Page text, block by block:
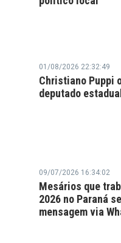
01/08/2026 22:32:49
Christiano Puppi
deputado
09/07/2026 16:34:02
Mesários que
2026 no Paraná
mensagem via